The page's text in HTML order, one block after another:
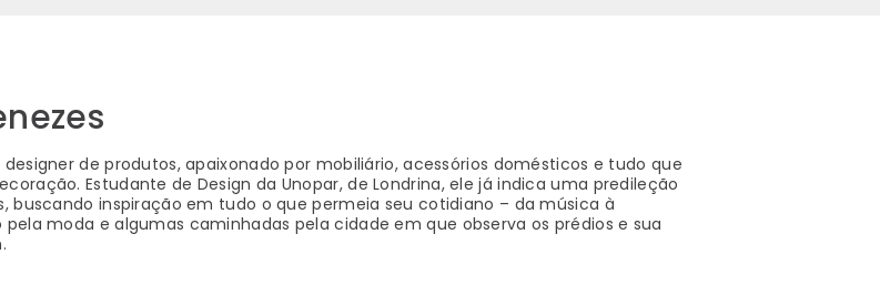
de produtos, apaixonado por mobiliário, acessórios domésticos e tudo que
Estudante de Design da Unopar, de Londrina, ele já indica uma predileção
buscando inspiração em tudo o que permeia seu cotidiano – da música à
moda e algumas caminhadas pela cidade em que observa os prédios e sua